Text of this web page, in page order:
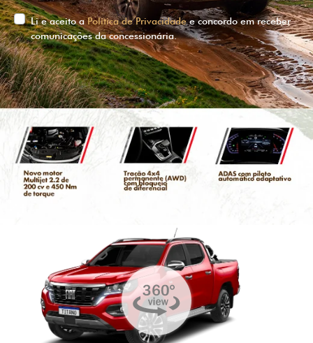
Li e aceito aPolítica de Privacidadee concordo em receber
comunicações da concessionária.
ENTRAR EM CONTATO
VISUALIZE O
VEÍCULO EM
360°